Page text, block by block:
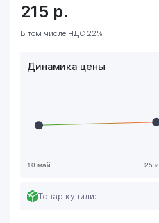
215 р.
В том числе НДС 22%
Динамика цены
Товар купили: